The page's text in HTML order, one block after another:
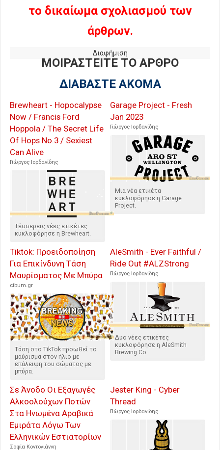
το δικαίωμα σχολιασμού των
άρθρων.
Διαφήμιση
ΜΟΙΡΑΣΤΕΙΤΕ ΤΟ ΑΡΘΡΟ
ΔΙΑΒΑΣΤΕ ΑΚΟΜΑ
Brewheart - Hopocalypse
Now / Francis Ford
Hoppola / The Secret Life
Of Hops No.3 / Sexiest
Can Alive
Γιώργος Ιορδανίδης
Τέσσερεις νέες ετικέτες
κυκλοφόρησε η Brewheart.
Garage Project - Fresh
Jan 2023
Γιώργος Ιορδανίδης
Μια νέα ετικέτα
κυκλοφόρησε η Garage
Project.
Tiktok: Προειδοποίηση
Για Επικίνδυνη Τάση
Μαυρίσματος Με Μπύρα
cibum.gr
Τάση στο TikTok προωθεί το
μαύρισμα στον ήλιο με
επάλειψη του σώματος με
μπύρα.
AleSmith - Ever Faithful /
Ride Out #ALZStrong
Γιώργος Ιορδανίδης
Δυο νέες ετικέτες
κυκλοφόρησε η AleSmith
Brewing Co.
Σε Άνοδο Οι Εξαγωγές
Αλκοολούχων Ποτών
Στα Ηνωμένα Αραβικά
Εμιράτα Λόγω Των
Ελληνικών Εστιατορίων
Σοφία Κοντογιάννη
Jester King - Cyber
Thread
Γιώργος Ιορδανίδης